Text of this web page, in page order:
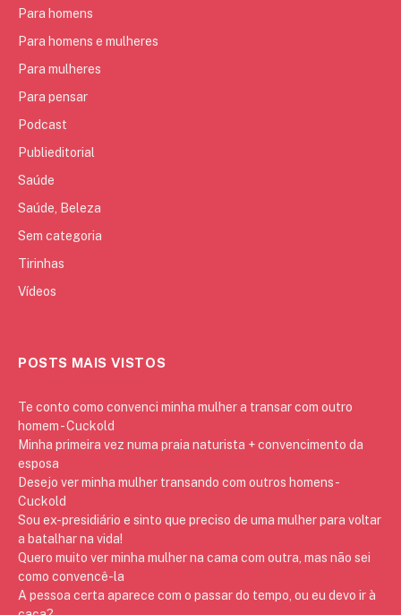
Para homens
Para homens e mulheres
Para mulheres
Para pensar
Podcast
Publieditorial
Saúde
Saúde, Beleza
Sem categoria
Tirinhas
Vídeos
POSTS MAIS VISTOS
Te conto como convenci minha mulher a transar com outro
homem - Cuckold
Minha primeira vez numa praia naturista + convencimento da
esposa
Desejo ver minha mulher transando com outros homens -
Cuckold
Sou ex-presidiário e sinto que preciso de uma mulher para voltar
a batalhar na vida!
Quero muito ver minha mulher na cama com outra, mas não sei
como convencê-la
A pessoa certa aparece com o passar do tempo, ou eu devo ir à